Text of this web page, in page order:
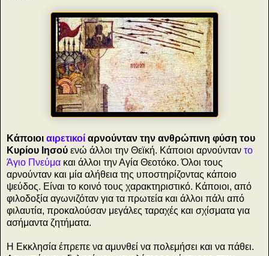
Κάποιοι αιρετικοί αρνούνταν την ανθρώπινη φύση του
Κυρίου Ιησού ενώ άλλοι την Θεϊκή. Κάποιοι αρνούνταν το
Άγιο Πνεύμα και άλλοι την Αγία Θεοτόκο. Όλοι τους
αρνούνταν και μία αλήθεια της υποστηρίζοντας κάποιο
ψεύδος. Είναι το κοινό τους χαρακτηριστικό. Κάποιοι, από
φιλοδοξία αγωνιζόταν για τα πρωτεία και άλλοι πάλι από
φιλαυτία, προκαλούσαν μεγάλες ταραχές και σχίσματα για
ασήμαντα ζητήματα.
Η Εκκλησία έπρεπε να αμυνθεί να πολεμήσει και να πάθει.